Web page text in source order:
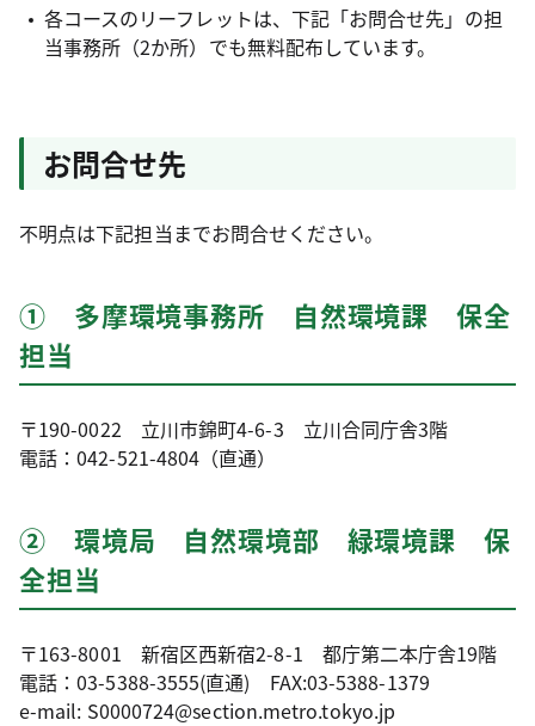
各コースのリーフレットは、下記「お問合せ先」の担
当事務所（2か所）でも無料配布しています。
お問合せ先
不明点は下記担当までお問合せください。
① 多摩環境事務所 自然環境課 保全
担当
〒190-0022 立川市錦町4-6-3 立川合同庁舎3階
電話：042-521-4804（直通）
② 環境局 自然環境部 緑環境課 保
全担当
〒163-8001 新宿区西新宿2-8-1 都庁第二本庁舎19階
電話：03-5388-3555(直通) FAX:03-5388-1379
e-mail: S0000724@section.metro.tokyo.jp